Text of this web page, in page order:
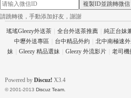
複製ID並跳轉微信
請跳轉後，手動添加好友，謝謝
瑤瑤Gleezy外送茶 全台外送茶推薦 純正台妹
中壢外送專區
台中精品外約 北中南極速
妹
Gleezy 精品選妹 Gleezy 外流影片 老司機
Powered by Discuz! X3.4
© 2001-2013 Discuz Team.